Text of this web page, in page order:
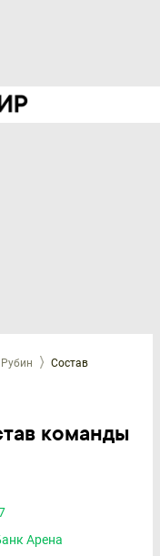
Рубин Состав
команды
Арена